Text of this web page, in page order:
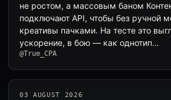
не ростом, а массовым баном
подключают API, чтобы без ручной
креативы пачками. На тесте это
ускорение, в бою — как однотип…
@True_CPA
03 AUGUST 2026